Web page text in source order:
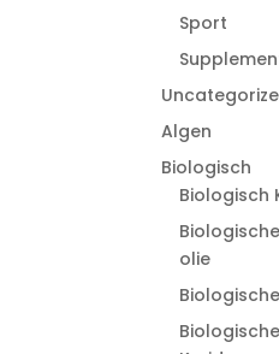
Sport
Algen
Biologisch
Biologisch
olie